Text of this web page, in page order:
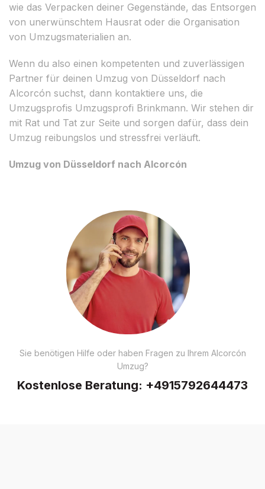
wie das Verpacken deiner Gegenstände, das Entsorgen
von unerwünschtem Hausrat oder die Organisation
von Umzugsmaterialien an.
Wenn du also einen kompetenten und zuverlässigen
Partner für deinen Umzug von Düsseldorf nach
Alcorcón suchst, dann kontaktiere uns, die
Umzugsprofis Umzugsprofi Brinkmann. Wir stehen dir
mit Rat und Tat zur Seite und sorgen dafür, dass dein
Umzug reibungslos und stressfrei verläuft.
Umzug von Düsseldorf nach Alcorcón
Sie benötigen Hilfe oder haben Fragen zu Ihrem Alcorcón
Umzug?
Kostenlose Beratung: +4915792644473